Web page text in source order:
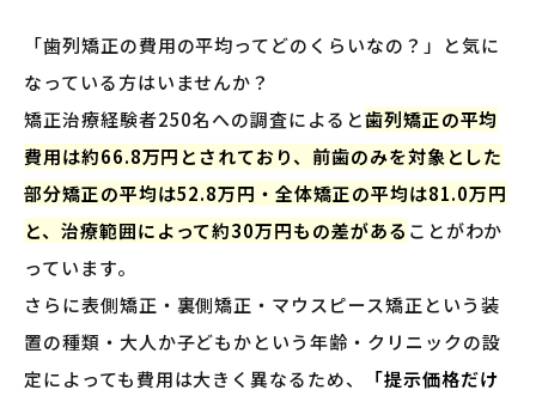
「歯列矯正の費用の平均ってどのくらいなの？」と気に
なっている方はいませんか？
矯正治療経験者250名への調査によると歯列矯正の平均
費用は約66.8万円とされており、前歯のみを対象とした
部分矯正の平均は52.8万円・全体矯正の平均は81.0万円
と、治療範囲によって約30万円もの差がある ことがわか
っています。
さらに表側矯正・裏側矯正・マウスピース矯正という装
置の種類・大人か子どもかという年齢・クリニックの設
定によっても費用は大きく異なるため、
「提示価格だけ